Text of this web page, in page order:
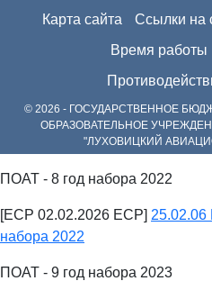
Карта сайта Ссылки на
Время работы
© 2026 - ГОСУДАРСТВЕННОЕ
ОБРАЗОВАТЕЛЬНОЕ
"ЛУХОВИЦКИЙ
ПОАТ - 8 год набора 2022
[ECP 02.02.2026 ECP]
набора 2022
ПОАТ - 9 год набора 2023